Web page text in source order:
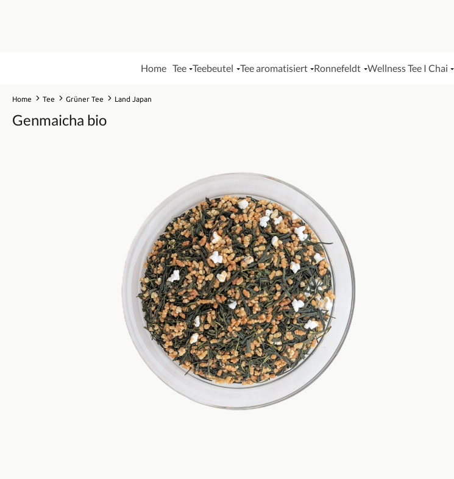
Home Tee Teebeutel Tee aromatisiert Ronnefeldt Wellness Tee I Chai
Home Tee Grüner Tee Land Japan
Genmaicha bio